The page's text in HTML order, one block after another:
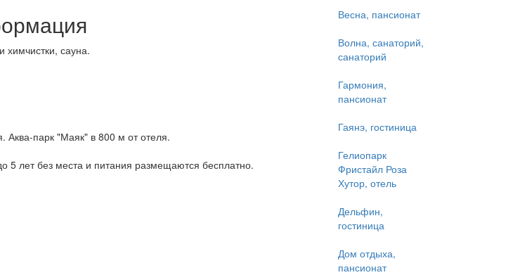
сауна.
Аква-парк "Маяк" в 800 м от отеля.
5 лет без места и питания размещаются бесплатно.
Весна, пансионат
Волна, санаторий,
санаторий
Гармония,
пансионат
Гаянэ, гостиница
Гелиопарк
Фристайл Роза
Хутор, отель
Дельфин,
гостиница
Дом отдыха,
пансионат